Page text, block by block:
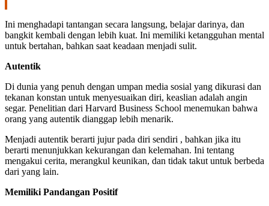
Ini menghadapi tantangan secara langsung, belajar darinya, dan
bangkit kembali dengan lebih kuat. Ini memiliki ketangguhan mental
untuk bertahan, bahkan saat keadaan menjadi sulit.
Autentik
Di dunia yang penuh dengan umpan media sosial yang dikurasi dan
tekanan konstan untuk menyesuaikan diri, keaslian adalah angin
segar. Penelitian dari Harvard Business School menemukan bahwa
orang yang autentik dianggap lebih menarik.
Menjadi autentik berarti jujur ​​pada diri sendiri , bahkan jika itu
berarti menunjukkan kekurangan dan kelemahan. Ini tentang
mengakui cerita, merangkul keunikan, dan tidak takut untuk berbeda
dari yang lain.
Memiliki Pandangan Positif